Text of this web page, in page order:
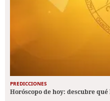
PREDICCIONES
Horóscopo de hoy: descubre